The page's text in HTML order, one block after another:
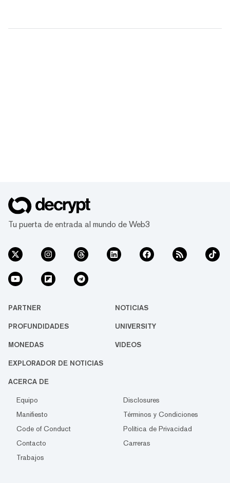
Tu puerta de entrada al mundo de Web3
PARTNER NOTICIAS
PROFUNDIDADES UNIVERSITY
MONEDAS VIDEOS
EXPLORADOR DE NOTICIAS
ACERCA DE
Equipo
Disclosures
Manifiesto
Términos y Condiciones
Code of Conduct
Política de Privacidad
Contacto
Carreras
Trabajos